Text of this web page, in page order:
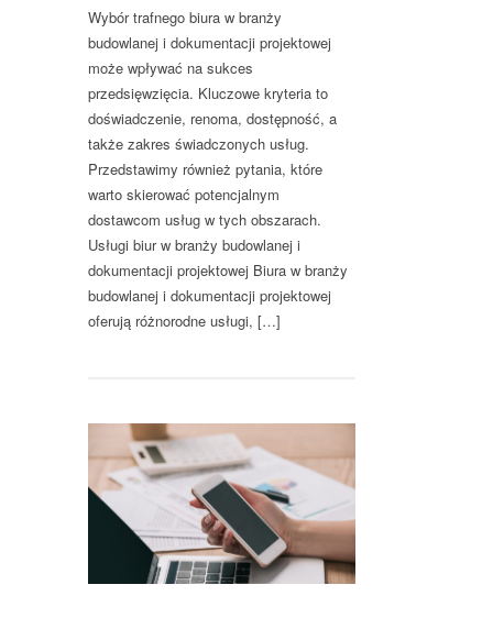
Wybór trafnego biura w branży
budowlanej i dokumentacji projektowej
może wpływać na sukces
przedsięwzięcia. Kluczowe kryteria to
doświadczenie, renoma, dostępność, a
także zakres świadczonych usług.
Przedstawimy również pytania, które
warto skierować potencjalnym
dostawcom usług w tych obszarach.
Usługi biur w branży budowlanej i
dokumentacji projektowej Biura w branży
budowlanej i dokumentacji projektowej
oferują różnorodne usługi, […]